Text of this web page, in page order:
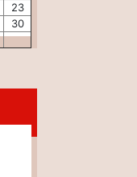
23
30